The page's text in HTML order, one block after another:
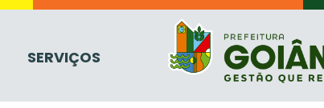
SERVIÇOS